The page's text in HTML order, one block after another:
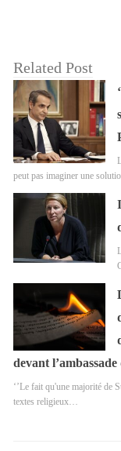
Related Post
peut pas imaginer une
devant
‘’Le fait qu'une majorité de
textes religieux…